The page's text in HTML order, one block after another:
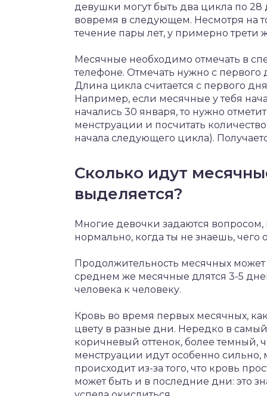
девушки могут быть два цикла по
вовремя в следующем. Несмотря на
течение пары лет, у примерно трети
Месячные необходимо отмечать в
телефоне. Отмечать нужно с
Длина цикла считается с первого
Например, если месячные у тебя
начались 30 января, то нужно
менструации и посчитать
начала следующего цикла).
Сколько идут
выделяется?
Многие девочки задаются
нормально, когда ты не знаешь, чего
Продолжительность месячных может
среднем же месячные длятся 3-5
человека к человеку.
Кровь во время первых месячных,
цвету в разные дни. Нередко в
коричневый оттенок, более
менструации идут особенно сильно,
происходит из-за того, что кровь
может быть и в последние дни: это